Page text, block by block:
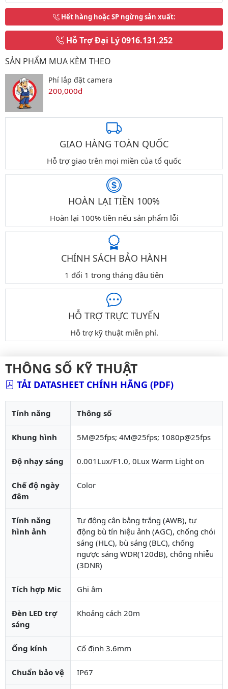
Hết hàng hoặc SP ngừng sản xuất:
Hỗ Trợ Đại Lý0916.131.252
SẢN PHẨM MUA KÈM THEO
Phí lắp đặt camera
200,000đ
GIAO HÀNG TOÀN QUỐC
Hỗ trợ giao trên mọi miền của tổ quốc
HOÀN LẠI TIỀN 100%
Hoàn lại 100% tiền nếu sản phẩm lỗi
CHÍNH SÁCH BẢO HÀNH
1 đổi 1 trong tháng đầu tiên
HỖ TRỢ TRỰC TUYẾN
Hỗ trợ kỹ thuật miễn phí.
THÔNG SỐ KỸ THUẬT
TẢI DATASHEET CHÍNH HÃNG (PDF)
Tính năng Thông số
Khung hình 5M@25fps; 4M@25fps; 1080p@25fps
Độ nhạy sáng 0.001Lux/F1.0, 0Lux Warm Light on
Chế độ ngày
đêm
Color
Tính năng
hình ảnh
Tự động cân bằng trắng (AWB), tự
động bù tín hiệu ảnh (AGC), chống chói
sáng (HLC), bù sáng (BLC), chống
ngược sáng WDR(120dB), chống nhiễu
(3DNR)
Tích hợp Mic Ghi âm
Đèn LED trợ
sáng
Khoảng cách 20m
Ống kính Cố định 3.6mm
Chuẩn bảo vệ IP67